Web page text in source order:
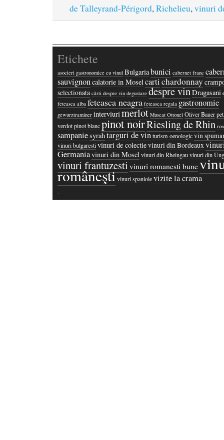
de Talleyrand-Périgord, Richelieu, vinuri
Etichete
asocieri gastronomice cu vinul Bulgariabunici cabernet franc
sauvignoncalatorie in Moselcartichardonnay
selectionata cărti despre vin degustare despre vinDragasani
feteasca alba feteasca neagra feteasca regala gastronomie
gewurztraminer interviurimerlot Muscat Ottonel Oliver Bauer
verdotpinot blancpinot noirRiesling de Rhin
sampaniesyrahtarguri de vinturism oenologicvin
vinuri bulgarestivinuri de colectievinuri din Bordeaux
Germaniavinuri din Moselvinuri din Rheingauvinuri din
vinuri frantuzesti vinuri romanesti bune
româneştivinuri spaniolevizite la crama
·